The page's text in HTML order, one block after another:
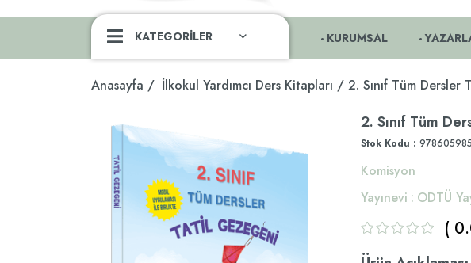
KATEGORİLER KURUMSAL
Anasayfa İlkokul Yardımcı Ders Kitapları 2. Sınıf Tüm Dersler
2. Sınıf Tüm
Stok Kodu
Komisyon
Yayınevi : ODTÜ